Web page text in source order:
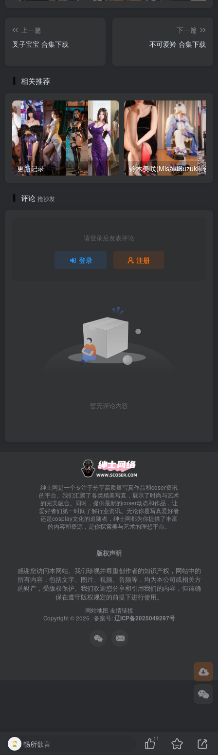
上一篇
叉子宝宝 合集下载
下一篇
不可爱羚 合集下载
相关推荐
更新记录
评论 抢沙发
请登录后发表评论
登录 注册
暂无评论内容
绅士网是一个专注于分享高质量写真作品和coser资讯
的平台。我们汇聚了各类精美写真，展示了时尚与艺术
的完美融合。同时，提供最新的coser动态和作品，让
爱好者们第一时间了解行业资讯。无论你是写真爱好者
还是cosplay文化的追随者，绅士网都为你提供了丰富
的内容和资源，是你探索美与艺术的理想平台。
版权声明
感谢您访问本网站。我们珍视并尊重创作者的知识产权，网站中的
所有内容，包括文字、图片、视频、音频等，均为本公司或相关方
的财产，受版权保护。我们欢迎您分享和引用我们的内容，但请确
保在遵守版权规定的前提下进行使用。
网站地图 友情链接
Copyright © 2025 · 备案号: 辽ICP备2025049297号
畅所欲言
11